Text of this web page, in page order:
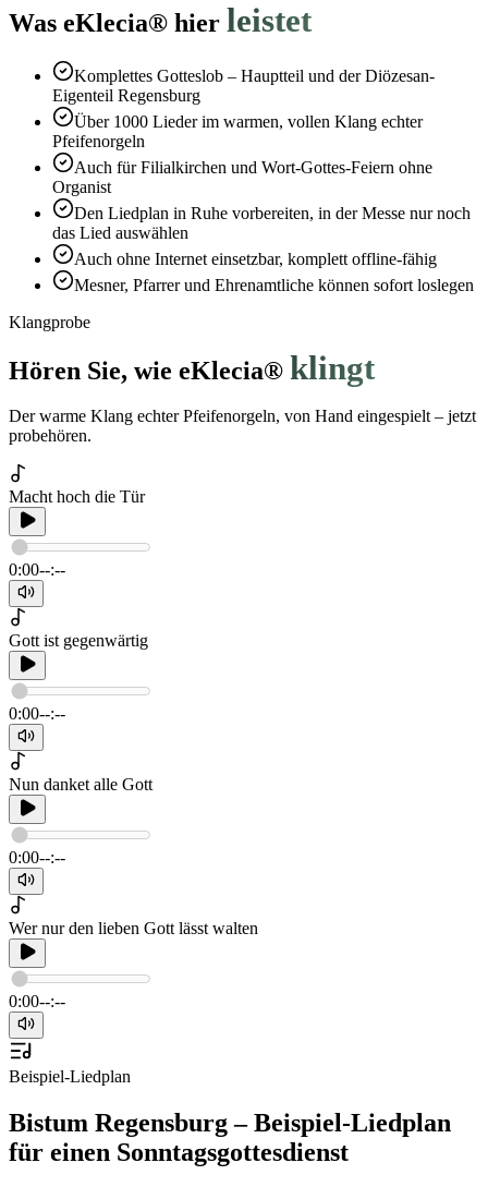
Was eKlecia® hier leistet
Komplettes Gotteslob – Hauptteil und der Diözesan-
Eigenteil Regensburg
Über 1000 Lieder im warmen, vollen Klang echter
Pfeifenorgeln
Auch für Filialkirchen und Wort-Gottes-Feiern ohne
Organist
Den Liedplan in Ruhe vorbereiten, in der Messe nur noch
das Lied auswählen
Auch ohne Internet einsetzbar, komplett offline-fähig
Mesner, Pfarrer und Ehrenamtliche können sofort loslegen
Klangprobe
Hören Sie, wie eKlecia® klingt
Der warme Klang echter Pfeifenorgeln, von Hand eingespielt – jetzt
probehören.
Macht hoch die Tür
0:00--:--
Gott ist gegenwärtig
0:00--:--
Nun danket alle Gott
0:00--:--
Wer nur den lieben Gott lässt walten
0:00--:--
Beispiel-Liedplan
Bistum Regensburg – Beispiel-Liedplan
für einen Sonntagsgottesdienst